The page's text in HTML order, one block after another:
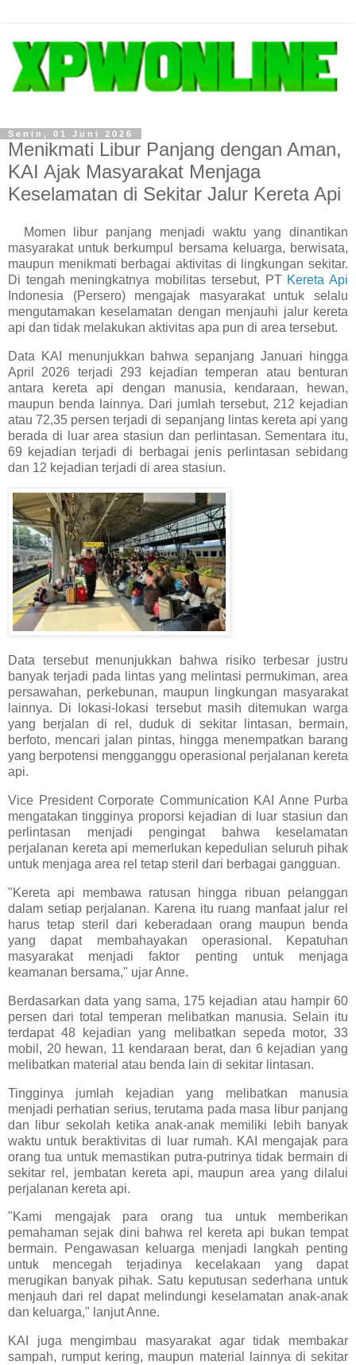
Senin, 01 Juni 2026
Menikmati Libur Panjang dengan Aman,
KAI Ajak Masyarakat Menjaga
Keselamatan di Sekitar Jalur Kereta Api
Momen libur panjang menjadi waktu yang dinantikan
masyarakat untuk berkumpul bersama keluarga, berwisata,
maupun menikmati berbagai aktivitas di lingkungan sekitar.
Di tengah meningkatnya mobilitas tersebut, PT Kereta Api
Indonesia (Persero) mengajak masyarakat untuk selalu
mengutamakan keselamatan dengan menjauhi jalur kereta
api dan tidak melakukan aktivitas apa pun di area tersebut.
Data KAI menunjukkan bahwa sepanjang Januari hingga
April 2026 terjadi 293 kejadian temperan atau benturan
antara kereta api dengan manusia, kendaraan, hewan,
maupun benda lainnya. Dari jumlah tersebut, 212 kejadian
atau 72,35 persen terjadi di sepanjang lintas kereta api yang
berada di luar area stasiun dan perlintasan. Sementara itu,
69 kejadian terjadi di berbagai jenis perlintasan sebidang
dan 12 kejadian terjadi di area stasiun.
Data tersebut menunjukkan bahwa risiko terbesar justru
banyak terjadi pada lintas yang melintasi permukiman, area
persawahan, perkebunan, maupun lingkungan masyarakat
lainnya. Di lokasi-lokasi tersebut masih ditemukan warga
yang berjalan di rel, duduk di sekitar lintasan, bermain,
berfoto, mencari jalan pintas, hingga menempatkan barang
yang berpotensi mengganggu operasional perjalanan kereta
api.
Vice President Corporate Communication KAI Anne Purba
mengatakan tingginya proporsi kejadian di luar stasiun dan
perlintasan menjadi pengingat bahwa keselamatan
perjalanan kereta api memerlukan kepedulian seluruh pihak
untuk menjaga area rel tetap steril dari berbagai gangguan.
"Kereta api membawa ratusan hingga ribuan pelanggan
dalam setiap perjalanan. Karena itu ruang manfaat jalur rel
harus tetap steril dari keberadaan orang maupun benda
yang dapat membahayakan operasional. Kepatuhan
masyarakat menjadi faktor penting untuk menjaga
keamanan bersama," ujar Anne.
Berdasarkan data yang sama, 175 kejadian atau hampir 60
persen dari total temperan melibatkan manusia. Selain itu
terdapat 48 kejadian yang melibatkan sepeda motor, 33
mobil, 20 hewan, 11 kendaraan berat, dan 6 kejadian yang
melibatkan material atau benda lain di sekitar lintasan.
Tingginya jumlah kejadian yang melibatkan manusia
menjadi perhatian serius, terutama pada masa libur panjang
dan libur sekolah ketika anak-anak memiliki lebih banyak
waktu untuk beraktivitas di luar rumah. KAI mengajak para
orang tua untuk memastikan putra-putrinya tidak bermain di
sekitar rel, jembatan kereta api, maupun area yang dilalui
perjalanan kereta api.
"Kami mengajak para orang tua untuk memberikan
pemahaman sejak dini bahwa rel kereta api bukan tempat
bermain. Pengawasan keluarga menjadi langkah penting
untuk mencegah terjadinya kecelakaan yang dapat
merugikan banyak pihak. Satu keputusan sederhana untuk
menjauh dari rel dapat melindungi keselamatan anak-anak
dan keluarga," lanjut Anne.
KAI juga mengimbau masyarakat agar tidak membakar
sampah, rumput kering, maupun material lainnya di sekitar